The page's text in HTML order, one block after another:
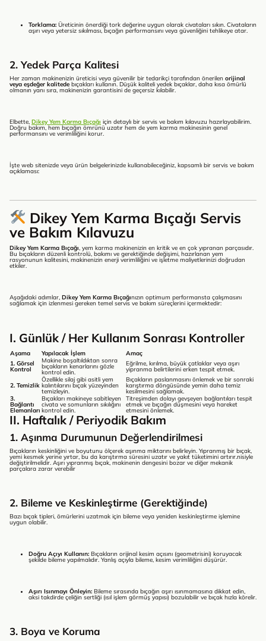
Torklama: Üreticinin önerdiği tork değerine uygun olarak civataları sıkın. Civataların
aşırı veya yetersiz sıkılması, bıçağın performansını veya güvenliğini tehlikeye atar.
2. Yedek Parça Kalitesi
Her zaman makinenizin üreticisi veya güvenilir bir tedarikçi tarafından önerilen orijinal
veya eşdeğer kalitede bıçakları kullanın. Düşük kaliteli yedek bıçaklar, daha kısa ömürlü
olmanın yanı sıra, makinenizin garantisini de geçersiz kılabilir.
Elbette, Dikey Yem Karma Bıçağı için detaylı bir servis ve bakım kılavuzu hazırlayabilirim.
Doğru bakım, hem bıçağın ömrünü uzatır hem de yem karma makinesinin genel
performansını ve verimliliğini korur.
İşte web sitenizde veya ürün belgelerinizde kullanabileceğiniz, kapsamlı bir servis ve bakım
açıklaması:
Dikey Yem Karma Bıçağı Servis
ve Bakım Kılavuzu
Dikey Yem Karma Bıçağı , yem karma makinenizin en kritik ve en çok yıpranan parçasıdır.
Bu bıçakların düzenli kontrolü, bakımı ve gerektiğinde değişimi, hazırlanan yem
rasyonunun kalitesini, makinenizin enerji verimliliğini ve işletme maliyetlerinizi doğrudan
etkiler.
Aşağıdaki adımlar, Dikey Yem Karma Bıçağınızın optimum performansta çalışmasını
sağlamak için izlenmesi gereken temel servis ve bakım süreçlerini içermektedir:
I. Günlük / Her Kullanım Sonrası Kontroller
Aşama Yapılacak İşlem
Amaç
1. Görsel
Kontrol
Makine boşaltıldıktan sonra
bıçakların kenarlarını gözle
kontrol edin.
Eğrilme, kırılma, büyük çatlaklar veya aşırı
yipranma belirtilerini erken tespit etmek.
2. Temizlik
Özellikle silaj gibi asitli yem
kalıntılarını bıçak yüzeyinden
temizleyin.
Bıçakların paslanmasını önlemek ve bir sonraki
karıştırma döngüsünde yemin daha temiz
kesilmesini sağlamak.
3.
Bağlantı
Elemanları
Bıçakları makineye sabitleyen
civata ve somunların sıkılığını
kontrol edin.
Titreşimden dolayı gevşeyen bağlantıları tespit
etmek ve bıçağın düşmesini veya hareket
etmesini önlemek.
II. Haftalık / Periyodik Bakım
1. Aşınma Durumunun Değerlendirilmesi
Bıçakların keskinliğini ve boyutunu ölçerek aşınma miktarını belirleyin. Yıpranmış bir bıçak,
yemi kesmek yerine yırtar, bu da karıştırma süresini uzatır ve yakıt tüketimini artırır.nisiyle
değiştirilmelidir. Aşırı yıpranmış bıçak, makinenin dengesini bozar ve diğer mekanik
parçalara zarar verebilir
2. Bileme ve Keskinleştirme (Gerektiğinde)
Bazı bıçak tipleri, ömürlerini uzatmak için bileme veya yeniden keskinleştirme işlemine
uygun olabilir.
Doğru Açıyı Kullanın: Bıçakların orijinal kesim açısını (geometrisini) koruyacak
şekilde bileme yapılmalıdır. Yanlış açıyla bileme, kesim verimliliğini düşürür.
Aşırı Isınmayı Önleyin: Bileme sırasında bıçağın aşırı ısınmamasına dikkat edin,
aksi takdirde çeliğin sertliği (ısıl işlem görmüş yapısı) bozulabilir ve bıçak hızla körelir.
3. Boya ve Koruma